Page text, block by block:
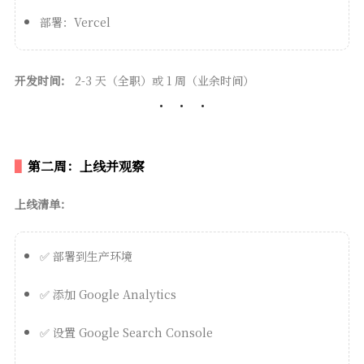
部署：Vercel
开发时间： 2-3 天（全职）或 1 周（业余时间）
第二周：上线并观察
上线清单：
✅ 部署到生产环境
✅ 添加 Google Analytics
✅ 设置 Google Search Console